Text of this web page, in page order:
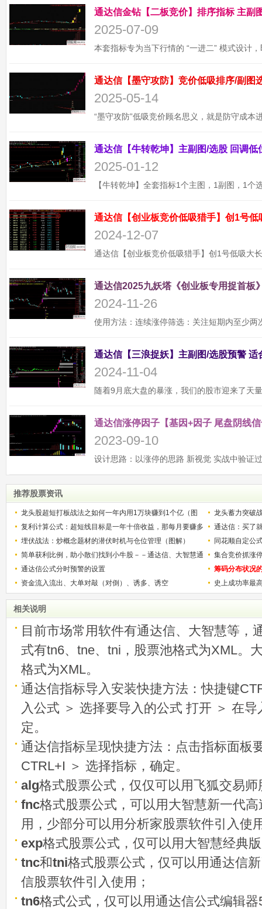
2025-07-09
2025-05-14
2025-01-12
通达信【创业板竞价低吸猎手】创1号
2024-12-07
通达信2025九妖塔《创业板专用捉首板
2024-11-26
2024-11-04
通达信涨停因子【基因+因子 尾盘阴线
2023-09-10
推荐股票资讯
龙头股超短打板战法之如何一年内用1万块赚到1个亿（图
解）
龙头蓄力突破
的技巧（图解
复利计算公式：超短线目标是一年十倍收益，那每月要赚多
少？
通达信：买了
埋伏战法：炒概念题材的潜伏时机与仓位管理（图解）
同花顺自定公
简单获利比例，助小散们找到小牛股－－通达信、大智慧通
用
集合竞价抓涨
通达信公式分时预警的设置
筹码分布状况
资金流入流出、大单对敲（对倒）、诱多、诱空
史上成功率最
相关说明
目前市场常用软件有通达信、大智慧等，
式有tn6、tne、tni，股票池格式为XML。
格式为XML。
通达信指标导入安装快捷方法：快捷键
入公式 ＞ 选择要导入的公式 打开 ＞ 在
定。
通达信指标呈现快捷方法：点击指标面板
CTRL+I ＞ 选择指标，确定。
alg格式股票公式，仅仅可以用飞狐交易
fnc格式股票公式，可以用大智慧新一代
用，少部分可以用分析家股票软件引入使
exp格式股票公式，仅可以用大智慧经典
tnc和tni格式股票公式，仅可以用通达信
信股票软件引入使用；
tn6格式公式，仅可以用通达信公式编辑